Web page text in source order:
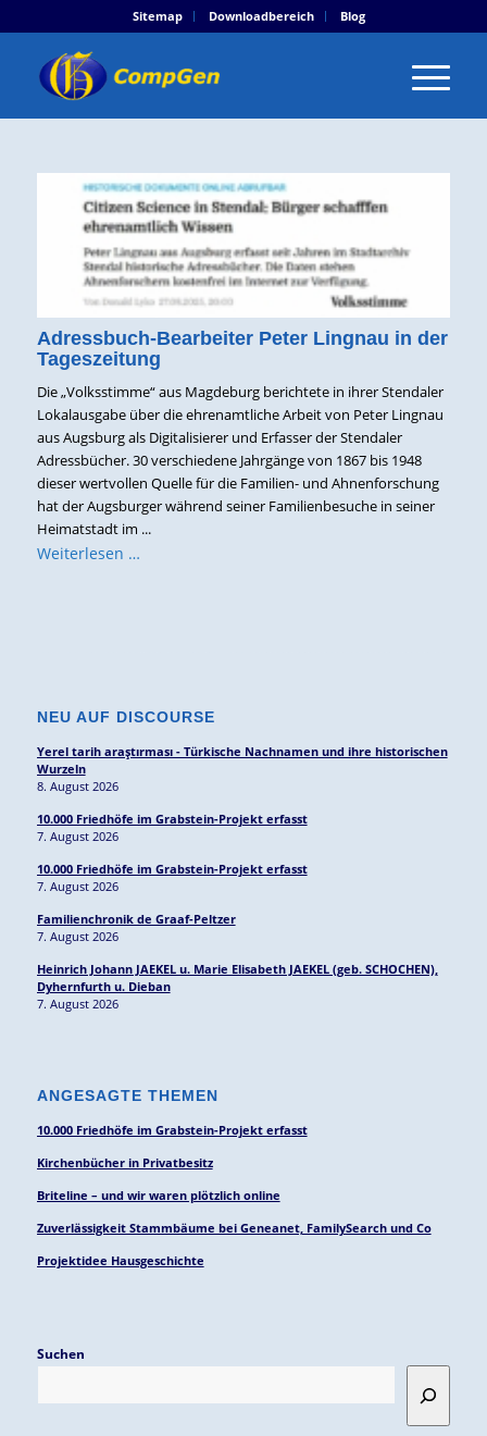
Sitemap Downloadbereich Blog
Adressbuch-Bearbeiter Peter Lingnau in der
Tageszeitung
Die „Volksstimme“ aus Magdeburg berichtete in ihrer Stendaler
Lokalausgabe über die ehrenamtliche Arbeit von Peter Lingnau
aus Augsburg als Digitalisierer und Erfasser der Stendaler
Adressbücher. 30 verschiedene Jahrgänge von 1867 bis 1948
dieser wertvollen Quelle für die Familien- und Ahnenforschung
hat der Augsburger während seiner Familienbesuche in seiner
Heimatstadt im ...
Weiterlesen …
NEU AUF DISCOURSE
Yerel tarih araştırması - Türkische Nachnamen und ihre historischen
Wurzeln
8. August 2026
10.000 Friedhöfe im Grabstein-Projekt erfasst
7. August 2026
10.000 Friedhöfe im Grabstein-Projekt erfasst
7. August 2026
Familienchronik de Graaf-Peltzer
7. August 2026
Heinrich Johann JAEKEL u. Marie Elisabeth JAEKEL (geb. SCHOCHEN),
Dyhernfurth u. Dieban
7. August 2026
ANGESAGTE THEMEN
10.000 Friedhöfe im Grabstein-Projekt erfasst
Kirchenbücher in Privatbesitz
Briteline – und wir waren plötzlich online
Zuverlässigkeit Stammbäume bei Geneanet, FamilySearch und Co
Projektidee Hausgeschichte
Suchen